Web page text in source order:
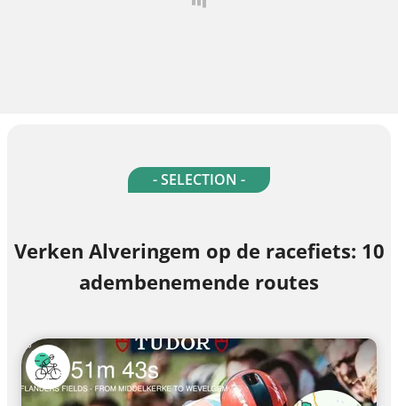
- SELECTION -
Verken Alveringem op de racefiets: 10
adembenemende routes